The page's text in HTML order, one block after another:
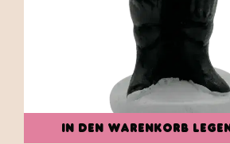
IN DEN WARENKORB LEGEN